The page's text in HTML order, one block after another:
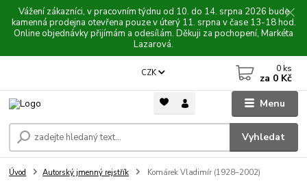
Vážení zákazníci, v pracovním týdnu od 10. do 14. srpna 2026 bude
kamenná prodejna otevřena pouze v úterý 11. srpna v čase 13-18 hod.
Online objednávky přijímám a odesílám. Děkuji za pochopení, Markéta
Lazarová.
Menu
CZK
Vyhledat
0 ks
za 0 Kč
Úvod Autorský jmenný rejstřík Komárek Vladimír (1928–2002)